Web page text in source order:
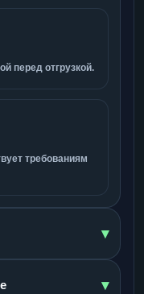
перед отгрузкой.
требованиям
▾
▾